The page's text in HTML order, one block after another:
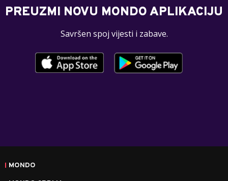
PREUZMI NOVU MONDO APLIKACIJU
Savršen spoj vijesti i zabave.
MONDO